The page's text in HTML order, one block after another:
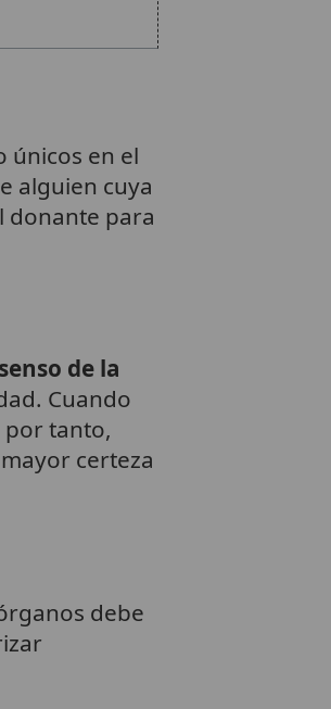
únicos en el
alguien cuya
donante para
de la
Cuando
por tanto,
certeza
debe